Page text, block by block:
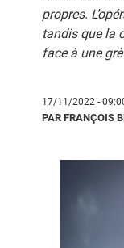
propres.
tandis que la
face à une
17/11/2022 -
PAR FRANÇOIS